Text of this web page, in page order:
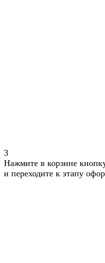
3
Нажмите в корзине
и переходите к